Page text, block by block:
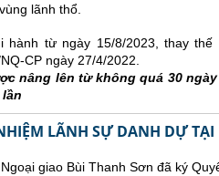
lãnh thổ.
hành từ ngày 15/8/2023, thay thế
CP ngày 27/4/2022.
nâng lên từ không quá 30
LÃNH SỰ DANH DỰ
giao Bùi Thanh Sơn đã ký